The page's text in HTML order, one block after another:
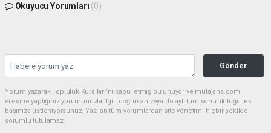
Okuyucu Yorumları (0)
Gönder
Yorum yazarak Topluluk Kuralları’nı kabul etmiş bulunuyor ve mutajans.com
sitesine yaptığınız yorumunuzla ilgili doğrudan veya dolaylı tüm sorumluluğu tek
başınıza üstleniyorsunuz. Yazılan tüm yorumlardan site yönetimi hiçbir şekilde
sorumlu tutulamaz.